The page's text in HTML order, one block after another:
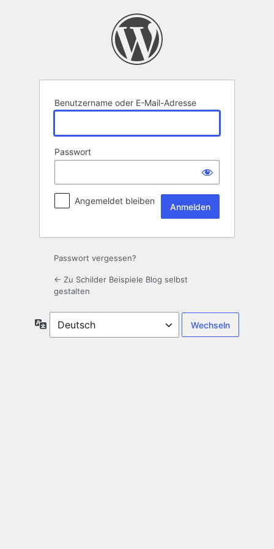
Benutzername oder E-Mail-Adresse
Passwort
Angemeldet bleiben
Passwort vergessen?
← Zu Schilder Beispiele Blog selbst
gestalten
Sprache